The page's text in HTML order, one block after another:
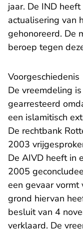
jaar. De IND
actualisering van
gehonoreerd. De
beroep tegen
Voorgeschiedenis
De vreemdeling
gearresteerd
een islamitisch
De rechtbank
2003
De AIVD heeft in
2005
een gevaar vormt
grond hiervan
besluit van 4
verklaard. De